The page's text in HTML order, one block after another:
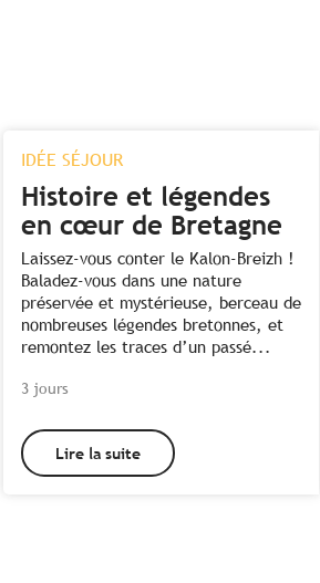
3 jours
IDÉE SÉJOUR
Histoire et légendes
en cœur de Bretagne
Laissez-vous conter le Kalon-Breizh !
Baladez-vous dans une nature
préservée et mystérieuse, berceau de
nombreuses légendes bretonnes, et
remontez les traces d’un passé...
Lire la suite